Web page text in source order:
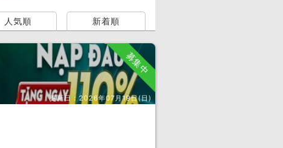
人気順 新着順
募集中
更新日：2026年07月19日(日)